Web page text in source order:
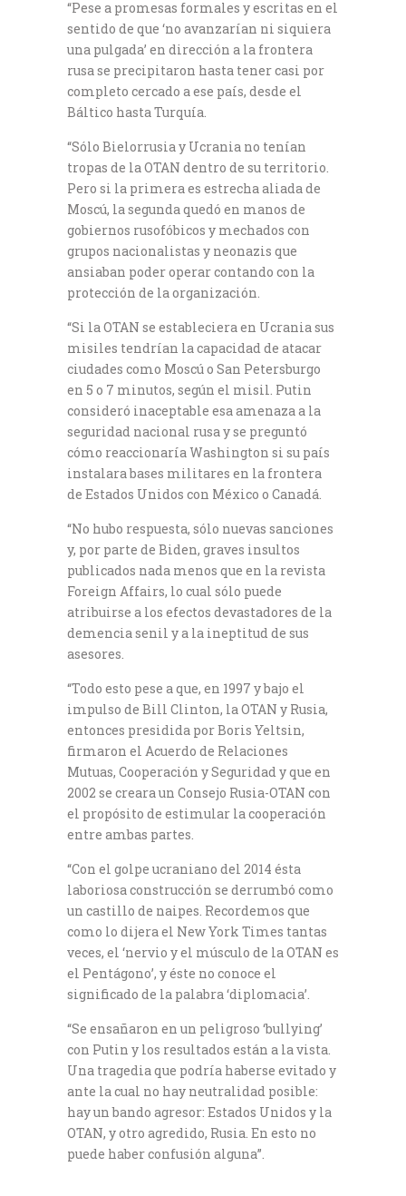
“Pese a promesas formales y escritas en el
sentido de que ‘no avanzarían ni siquiera
una pulgada’ en dirección a la frontera
rusa se precipitaron hasta tener casi por
completo cercado a ese país, desde el
Báltico hasta Turquía.
“Sólo Bielorrusia y Ucrania no tenían
tropas de la OTAN dentro de su territorio.
Pero si la primera es estrecha aliada de
Moscú, la segunda quedó en manos de
gobiernos rusofóbicos y mechados con
grupos nacionalistas y neonazis que
ansiaban poder operar contando con la
protección de la organización.
“Si la OTAN se estableciera en Ucrania sus
misiles tendrían la capacidad de atacar
ciudades como Moscú o San Petersburgo
en 5 o 7 minutos, según el misil. Putin
consideró inaceptable esa amenaza a la
seguridad nacional rusa y se preguntó
cómo reaccionaría Washington si su país
instalara bases militares en la frontera
de Estados Unidos con México o Canadá.
“No hubo respuesta, sólo nuevas sanciones
y, por parte de Biden, graves insultos
publicados nada menos que en la revista
Foreign Affairs, lo cual sólo puede
atribuirse a los efectos devastadores de la
demencia senil y a la ineptitud de sus
asesores.
“Todo esto pese a que, en 1997 y bajo el
impulso de Bill Clinton, la OTAN y Rusia,
entonces presidida por Boris Yeltsin,
firmaron el Acuerdo de Relaciones
Mutuas, Cooperación y Seguridad y que en
2002 se creara un Consejo Rusia-OTAN con
el propósito de estimular la cooperación
entre ambas partes.
“Con el golpe ucraniano del 2014 ésta
laboriosa construcción se derrumbó como
un castillo de naipes. Recordemos que
como lo dijera el New York Times tantas
veces, el ‘nervio y el músculo de la OTAN es
el Pentágono’, y éste no conoce el
significado de la palabra ‘diplomacia’.
“Se ensañaron en un peligroso ‘bullying’
con Putin y los resultados están a la vista.
Una tragedia que podría haberse evitado y
ante la cual no hay neutralidad posible:
hay un bando agresor: Estados Unidos y la
OTAN, y otro agredido, Rusia. En esto no
puede haber confusión alguna”.